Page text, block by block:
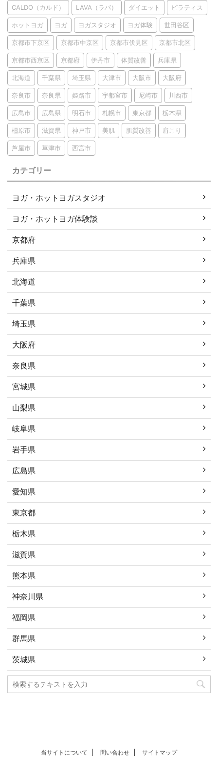
CALDO（カルド） LAVA（ラバ） ダイエット ピラティス
ホットヨガ ヨガ ヨガスタジオ ヨガ体験 世田谷区
京都市下京区 京都市中京区 京都市伏見区 京都市北区
京都市西京区 京都府 伊丹市 体質改善 兵庫県
北海道 千葉県 埼玉県 大津市 大阪市 大阪府
奈良市 奈良県 姫路市 宇都宮市 尼崎市 川西市
広島市 広島県 明石市 札幌市 東京都 栃木県
橿原市 滋賀県 神戸市 美肌 肌質改善 肩こり
芦屋市 草津市 西宮市
カテゴリー
ヨガ・ホットヨガスタジオ
ヨガ・ホットヨガ体験談
京都府
兵庫県
北海道
千葉県
埼玉県
大阪府
奈良県
宮城県
山梨県
岐阜県
岩手県
広島県
愛知県
東京都
栃木県
滋賀県
熊本県
神奈川県
福岡県
群馬県
茨城県
当サイトについて 問い合わせ サイトマップ